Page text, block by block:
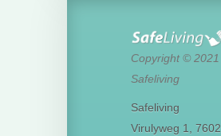
Copyright © 2021
Safeliving
Safeliving
Virulyweg 1, 7602